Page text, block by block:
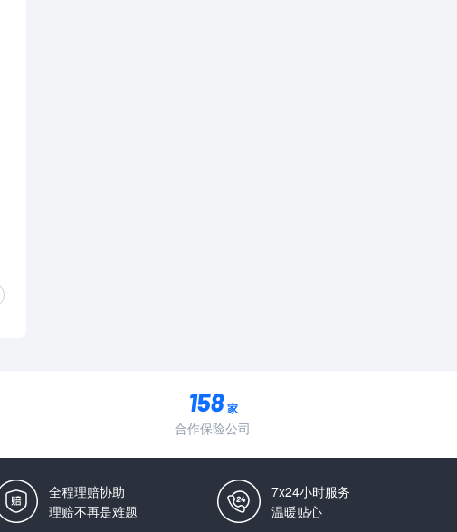
家
合作保险公司
全程理赔协助
理赔不再是难题
7x24小时服务
温暖贴心